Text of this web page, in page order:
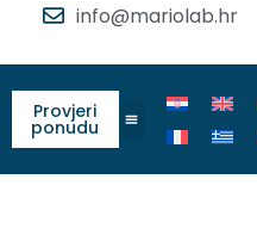
info@mariolab.hr
Provjeri
ponudu